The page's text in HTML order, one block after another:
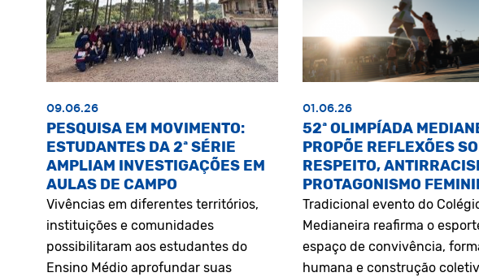
09.06.26
PESQUISA EM MOVIMENTO:
ESTUDANTES DA 2ª SÉRIE
AMPLIAM INVESTIGAÇÕES EM
AULAS DE CAMPO
Vivências em diferentes territórios,
instituições e comunidades
possibilitaram aos estudantes do
Ensino Médio aprofundar suas
01.06.26
52ª OLIMPÍADA
PROPÕE REFLEXÕES
RESPEITO,
PROTAGONISMO
Tradicional evento do
Medianeira reafirma o
espaço de convivência,
humana e construção